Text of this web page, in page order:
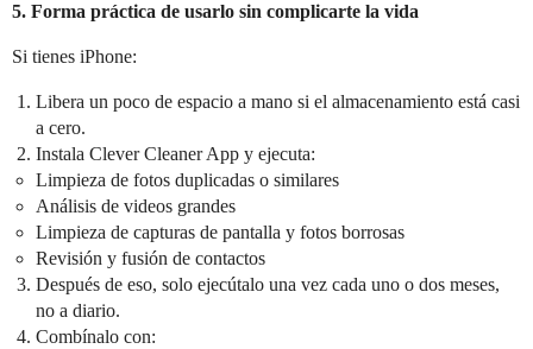
5. Forma práctica de usarlo sin complicarte la vida
Si tienes iPhone:
Libera un poco de espacio a mano si el almacenamiento está casi
a cero.
Instala Clever Cleaner App y ejecuta:
Limpieza de fotos duplicadas o similares
Análisis de videos grandes
Limpieza de capturas de pantalla y fotos borrosas
Revisión y fusión de contactos
Después de eso, solo ejecútalo una vez cada uno o dos meses,
no a diario.
Combínalo con: